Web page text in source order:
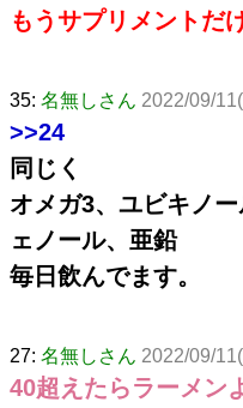
もうサプリメントだ
35: 名無しさん 2022/09/
>>24
同じく
オメガ3、ユビキノ
ェノール、亜鉛
毎日飲んでます。
27: 名無しさん 2022/09/
40超えたらラーメン